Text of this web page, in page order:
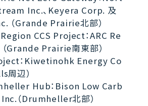
Inc.、Keyera Corp. 及
（Grande Prairie北部）
CCS Project：ARC Re
Grande Prairie南東部）
：Kiwetinohk Energy Co
周辺）
Hub：Bison Low Carb
（Drumheller北部）